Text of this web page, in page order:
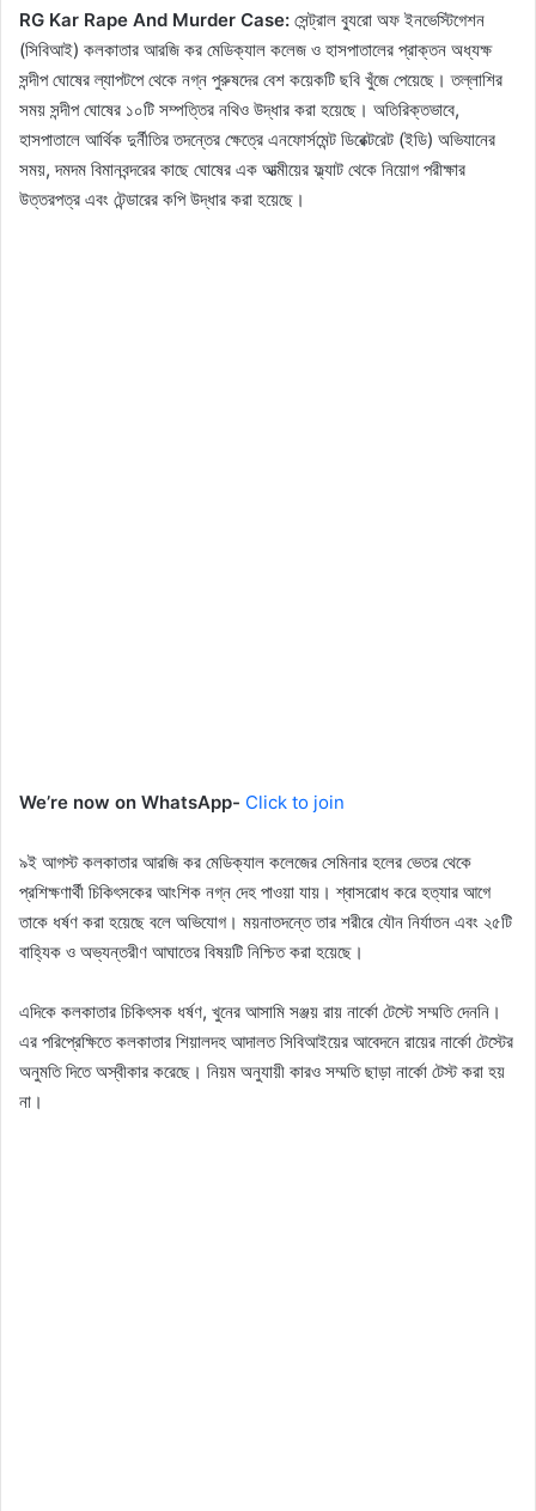
RG Kar Rape And Murder Case: সেন্ট্রাল ব্যুরো অফ ইনভেস্টিগেশন
(সিবিআই) কলকাতার আরজি কর মেডিক্যাল কলেজ ও হাসপাতালের প্রাক্তন অধ্যক্ষ
সন্দীপ ঘোষের ল্যাপটপে থেকে নগ্ন পুরুষদের বেশ কয়েকটি ছবি খুঁজে পেয়েছে। তল্লাশির
সময় সন্দীপ ঘোষের ১০টি সম্পত্তির নথিও উদ্ধার করা হয়েছে। অতিরিক্তভাবে,
হাসপাতালে আর্থিক দুর্নীতির তদন্তের ক্ষেত্রে এনফোর্সমেন্ট ডিরেক্টরেট (ইডি) অভিযানের
সময়, দমদম বিমানবন্দরের কাছে ঘোষের এক আত্মীয়ের ফ্ল্যাট থেকে নিয়োগ পরীক্ষার
উত্তরপত্র এবং টেন্ডারের কপি উদ্ধার করা হয়েছে।
We’re now on WhatsApp- Click to join
৯ই আগস্ট কলকাতার আরজি কর মেডিক্যাল কলেজের সেমিনার হলের ভেতর থেকে
প্রশিক্ষণার্থী চিকিৎসকের আংশিক নগ্ন দেহ পাওয়া যায়। শ্বাসরোধ করে হত্যার আগে
তাকে ধর্ষণ করা হয়েছে বলে অভিযোগ। ময়নাতদন্তে তার শরীরে যৌন নির্যাতন এবং ২৫টি
বাহ্যিক ও অভ্যন্তরীণ আঘাতের বিষয়টি নিশ্চিত করা হয়েছে।
এদিকে কলকাতার চিকিৎসক ধর্ষণ, খুনের আসামি সঞ্জয় রায় নার্কো টেস্টে সম্মতি দেননি।
এর পরিপ্রেক্ষিতে কলকাতার শিয়ালদহ আদালত সিবিআইয়ের আবেদনে রায়ের নার্কো টেস্টের
অনুমতি দিতে অস্বীকার করেছে। নিয়ম অনুযায়ী কারও সম্মতি ছাড়া নার্কো টেস্ট করা হয়
না।